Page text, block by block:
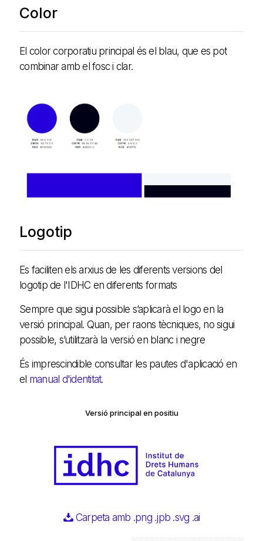
Color
El color corporatiu principal és el blau, que es pot
combinar amb el fosc i clar.
Logotip
Es faciliten els arxius de les diferents versions del
logotip de l'IDHC en diferents formats
Sempre que sigui possible s’aplicarà el logo en la
versió principal. Quan, per raons tècniques, no sigui
possible, s’utilitzarà la versió en blanc i negre
És imprescindible consultar les pautes d'aplicació en
el manual d'identitat.
Versió principal en positiu
Carpeta amb .png .jpb .svg .ai